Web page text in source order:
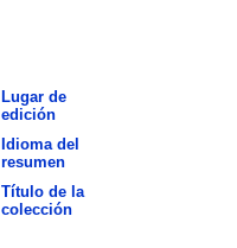
Lugar de
edición
Idioma del
resumen
Título de la
colección